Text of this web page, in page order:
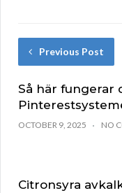
Previous Post
Så här fungerar
OCTOBER 9, 2025 NO
Citronsyra